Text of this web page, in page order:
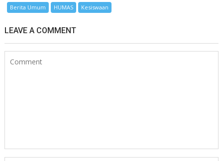
Berita Umum HUMAS Kesiswaan
LEAVE A COMMENT